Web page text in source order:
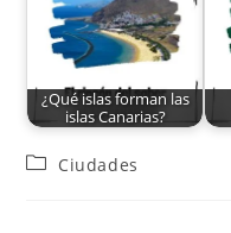
¿Qué islas forman las
islas Canarias?
Ciudades